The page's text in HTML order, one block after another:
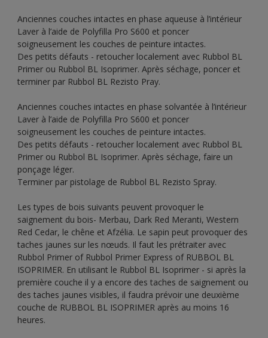
Anciennes couches intactes en phase aqueuse à l’intérieur
Laver à l’aide de Polyfilla Pro S600 et poncer
soigneusement les couches de peinture intactes.
Des petits défauts - retoucher localement avec Rubbol BL
Primer ou Rubbol BL Isoprimer. Après séchage, poncer et
terminer par Rubbol BL Rezisto Pray.
Anciennes couches intactes en phase solvantée à l’intérieur
Laver à l’aide de Polyfilla Pro S600 et poncer
soigneusement les couches de peinture intactes.
Des petits défauts - retoucher localement avec Rubbol BL
Primer ou Rubbol BL Isoprimer. Après séchage, faire un
ponçage léger.
Terminer par pistolage de Rubbol BL Rezisto Spray.
Les types de bois suivants peuvent provoquer le
saignement du bois- Merbau, Dark Red Meranti, Western
Red Cedar, le chêne et Afzélia. Le sapin peut provoquer des
taches jaunes sur les nœuds. Il faut les prétraiter avec
Rubbol Primer of Rubbol Primer Express of RUBBOL BL
ISOPRIMER. En utilisant le Rubbol BL Isoprimer - si après la
première couche il y a encore des taches de saignement ou
des taches jaunes visibles, il faudra prévoir une deuxième
couche de RUBBOL BL ISOPRIMER après au moins 16
heures.